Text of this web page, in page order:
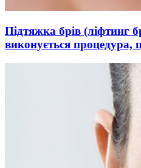
Підтяжка брів (ліфтинг
виконується процедура,